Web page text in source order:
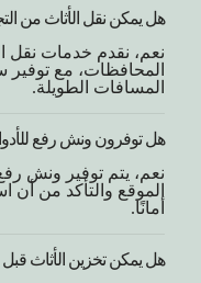
هل يمكن نقل الأثاث من
نعم، نقدم خدمات نقل
المحافظات، مع
المسافات الطويلة.
هل توفرون ونش رفع
نعم، يتم توفير ونش
الموقع والتأكد من أن
أمانًا.
هل يمكن تخزين الأثاث قبل